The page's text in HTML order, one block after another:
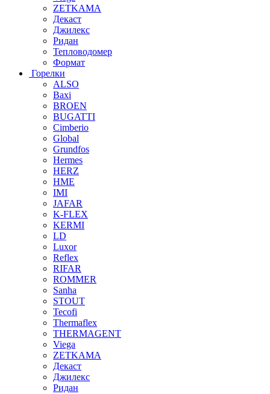
ZETKAMA
Декаст
Джилекс
Ридан
Тепловодомер
Формат
Горелки
ALSO
Baxi
BROEN
BUGATTI
Cimberio
Global
Grundfos
Hermes
HERZ
HME
IMI
JAFAR
K-FLEX
KERMI
LD
Luxor
Reflex
RIFAR
ROMMER
Sanha
STOUT
Tecofi
Thermaflex
THERMAGENT
Viega
ZETKAMA
Декаст
Джилекс
Ридан